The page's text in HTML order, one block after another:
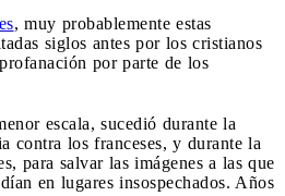
, muy probablemente estas
siglos antes por los cristianos
por parte de los
escala, sucedió durante la
contra los franceses, y durante la
para salvar las imágenes a las que
en lugares insospechados. Años